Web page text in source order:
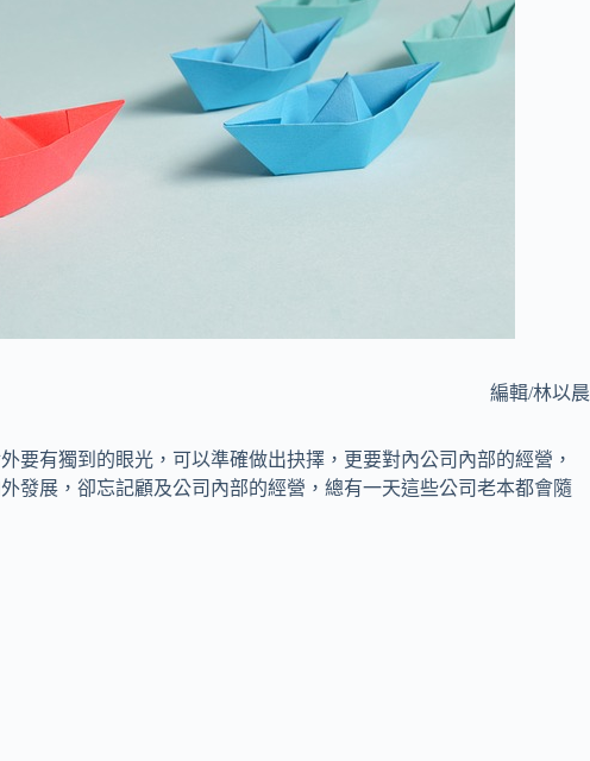
編輯/林以晨
要有獨到的眼光，可以準確做出抉擇，更要對內公司內部的經營，
發展，卻忘記顧及公司內部的經營，總有一天這些公司老本都會隨